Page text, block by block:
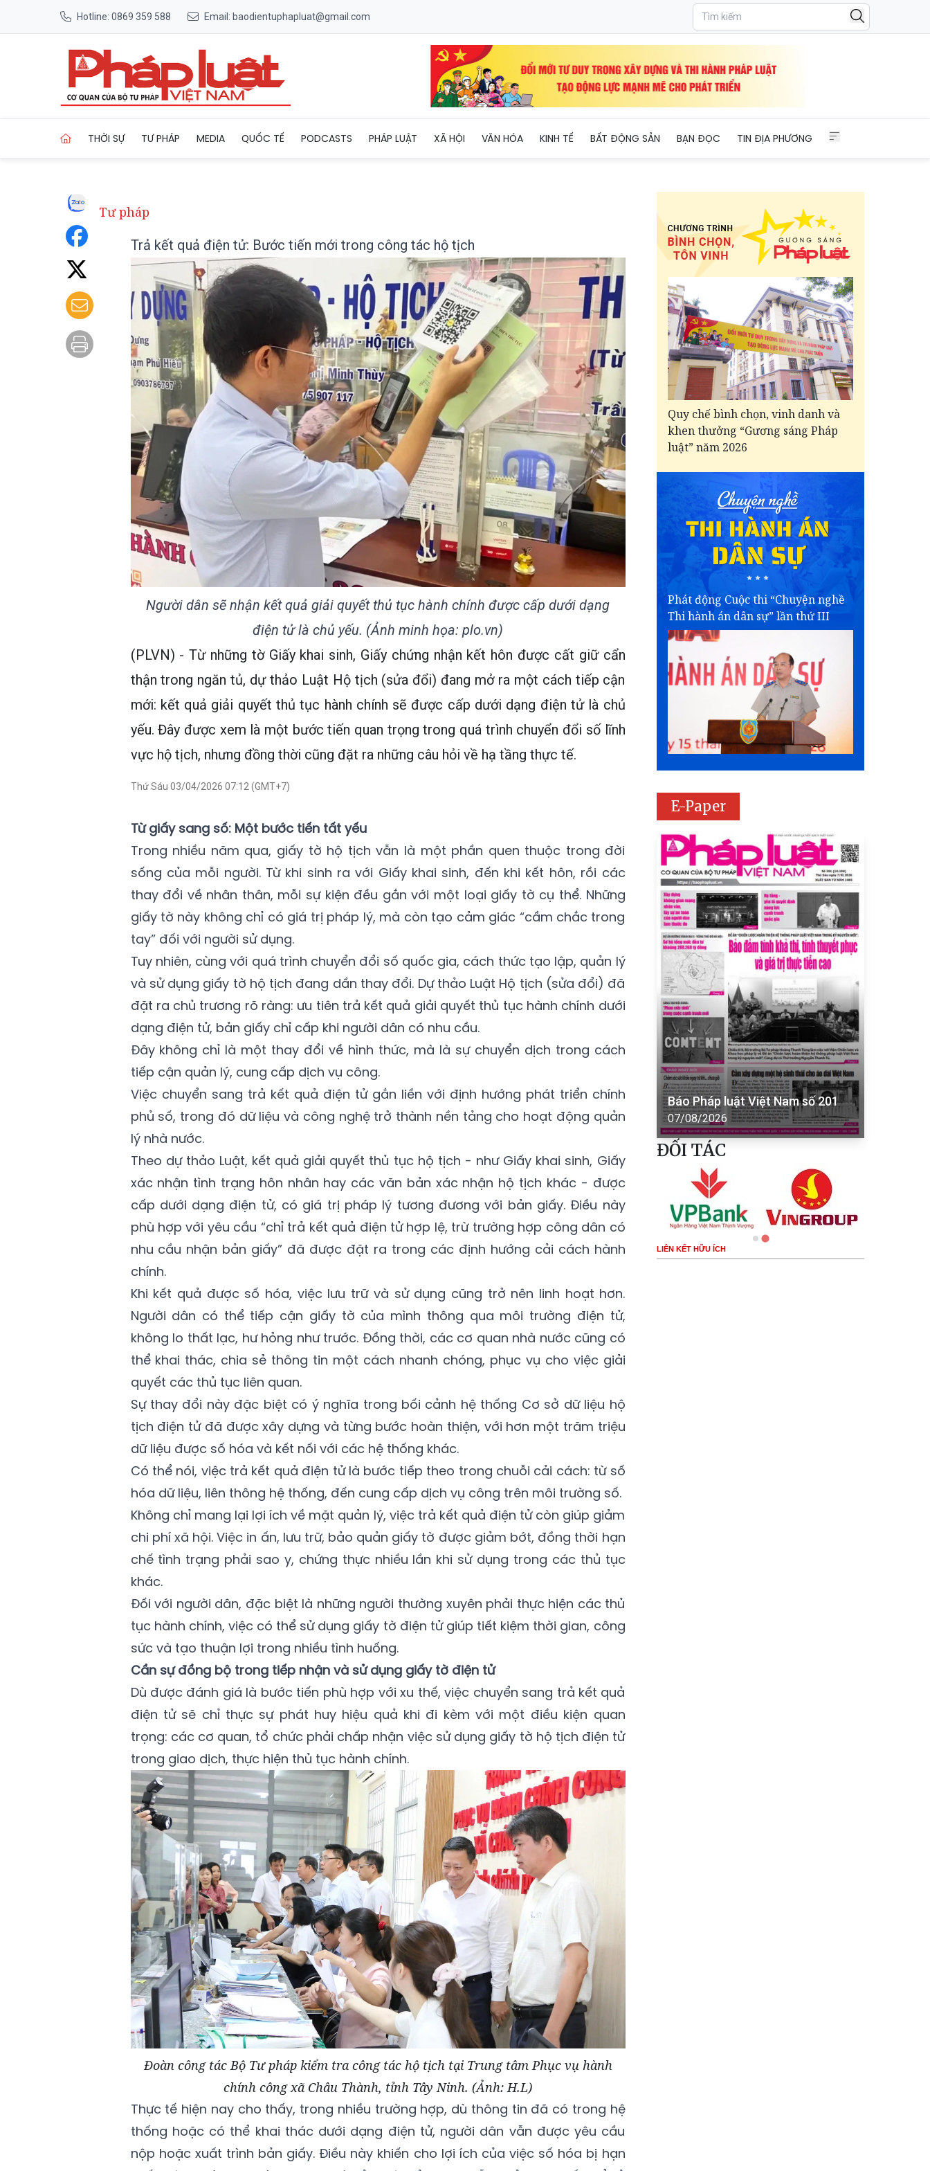
Hotline: 0869 359 588 Email: baodientuphapluat@gmail.com
THỜI SỰ TƯ PHÁP MEDIA QUỐC TẾ PODCASTS PHÁP LUẬT XÃ HỘI VĂN HÓA KINH TẾ BẤT ĐỘNG SẢN BẠN ĐỌC TIN ĐỊA PHƯƠNG
Tư pháp
Trả kết quả điện tử: Bước tiến mới trong công tác hộ tịch
Người dân sẽ nhận kết quả giải quyết thủ tục hành chính được cấp dưới dạng
điện tử là chủ yếu. (Ảnh minh họa: plo.vn)
(PLVN) - Từ những tờ Giấy khai sinh, Giấy chứng nhận kết hôn được cất giữ cẩn
thận trong ngăn tủ, dự thảo Luật Hộ tịch (sửa đổi) đang mở ra một cách tiếp cận
mới: kết quả giải quyết thủ tục hành chính sẽ được cấp dưới dạng điện tử là chủ
yếu. Đây được xem là một bước tiến quan trọng trong quá trình chuyển đổi số lĩnh
vực hộ tịch, nhưng đồng thời cũng đặt ra những câu hỏi về hạ tầng thực tế.
Thứ Sáu 03/04/2026 07:12 (GMT+7)
Từ giấy sang số: Một bước tiến tất yếu
Trong nhiều năm qua, giấy tờ hộ tịch vẫn là một phần quen thuộc trong đời
sống của mỗi người. Từ khi sinh ra với Giấy khai sinh, đến khi kết hôn, rồi các
thay đổi về nhân thân, mỗi sự kiện đều gắn với một loại giấy tờ cụ thể. Những
giấy tờ này không chỉ có giá trị pháp lý, mà còn tạo cảm giác “cầm chắc trong
tay” đối với người sử dụng.
Tuy nhiên, cùng với quá trình chuyển đổi số quốc gia, cách thức tạo lập, quản lý
và sử dụng giấy tờ hộ tịch đang dần thay đổi. Dự thảo Luật Hộ tịch (sửa đổi) đã
đặt ra chủ trương rõ ràng: ưu tiên trả kết quả giải quyết thủ tục hành chính dưới
dạng điện tử, bản giấy chỉ cấp khi người dân có nhu cầu.
Đây không chỉ là một thay đổi về hình thức, mà là sự chuyển dịch trong cách
tiếp cận quản lý, cung cấp dịch vụ công.
Việc chuyển sang trả kết quả điện tử gắn liền với định hướng phát triển chính
phủ số, trong đó dữ liệu và công nghệ trở thành nền tảng cho hoạt động quản
lý nhà nước.
Theo dự thảo Luật, kết quả giải quyết thủ tục hộ tịch - như Giấy khai sinh, Giấy
xác nhận tình trạng hôn nhân hay các văn bản xác nhận hộ tịch khác - được
cấp dưới dạng điện tử, có giá trị pháp lý tương đương với bản giấy. Điều này
phù hợp với yêu cầu “chỉ trả kết quả điện tử hợp lệ, trừ trường hợp công dân có
nhu cầu nhận bản giấy” đã được đặt ra trong các định hướng cải cách hành
chính.
Khi kết quả được số hóa, việc lưu trữ và sử dụng cũng trở nên linh hoạt hơn.
Người dân có thể tiếp cận giấy tờ của mình thông qua môi trường điện tử,
không lo thất lạc, hư hỏng như trước. Đồng thời, các cơ quan nhà nước cũng có
thể khai thác, chia sẻ thông tin một cách nhanh chóng, phục vụ cho việc giải
quyết các thủ tục liên quan.
Sự thay đổi này đặc biệt có ý nghĩa trong bối cảnh hệ thống Cơ sở dữ liệu hộ
tịch điện tử đã được xây dựng và từng bước hoàn thiện, với hơn một trăm triệu
dữ liệu được số hóa và kết nối với các hệ thống khác.
Có thể nói, việc trả kết quả điện tử là bước tiếp theo trong chuỗi cải cách: từ số
hóa dữ liệu, liên thông hệ thống, đến cung cấp dịch vụ công trên môi trường số.
Không chỉ mang lại lợi ích về mặt quản lý, việc trả kết quả điện tử còn giúp giảm
chi phí xã hội. Việc in ấn, lưu trữ, bảo quản giấy tờ được giảm bớt, đồng thời hạn
chế tình trạng phải sao y, chứng thực nhiều lần khi sử dụng trong các thủ tục
khác.
Đối với người dân, đặc biệt là những người thường xuyên phải thực hiện các thủ
tục hành chính, việc có thể sử dụng giấy tờ điện tử giúp tiết kiệm thời gian, công
sức và tạo thuận lợi trong nhiều tình huống.
Cần sự đồng bộ trong tiếp nhận và sử dụng giấy tờ điện tử
Dù được đánh giá là bước tiến phù hợp với xu thế, việc chuyển sang trả kết quả
điện tử sẽ chỉ thực sự phát huy hiệu quả khi đi kèm với một điều kiện quan
trọng: các cơ quan, tổ chức phải chấp nhận việc sử dụng giấy tờ hộ tịch điện tử
trong giao dịch, thực hiện thủ tục hành chính.
Đoàn công tác Bộ Tư pháp kiểm tra công tác hộ tịch tại Trung tâm Phục vụ hành
chính công xã Châu Thành, tỉnh Tây Ninh. (Ảnh: H.L)
Thực tế hiện nay cho thấy, trong nhiều trường hợp, dù thông tin đã có trong hệ
thống hoặc có thể khai thác dưới dạng điện tử, người dân vẫn được yêu cầu
nộp hoặc xuất trình bản giấy. Điều này khiến cho lợi ích của việc số hóa bị hạn
Quy chế bình chọn, vinh danh và
khen thưởng “Gương sáng Pháp
luật” năm 2026
Phát động Cuộc thi “Chuyện nghề
Thi hành án dân sự” lần thứ III
E-Paper
Báo Pháp luật Việt Nam số 201
07/08/2026
ĐỐI TÁC
LIÊN KẾT HỮU ÍCH